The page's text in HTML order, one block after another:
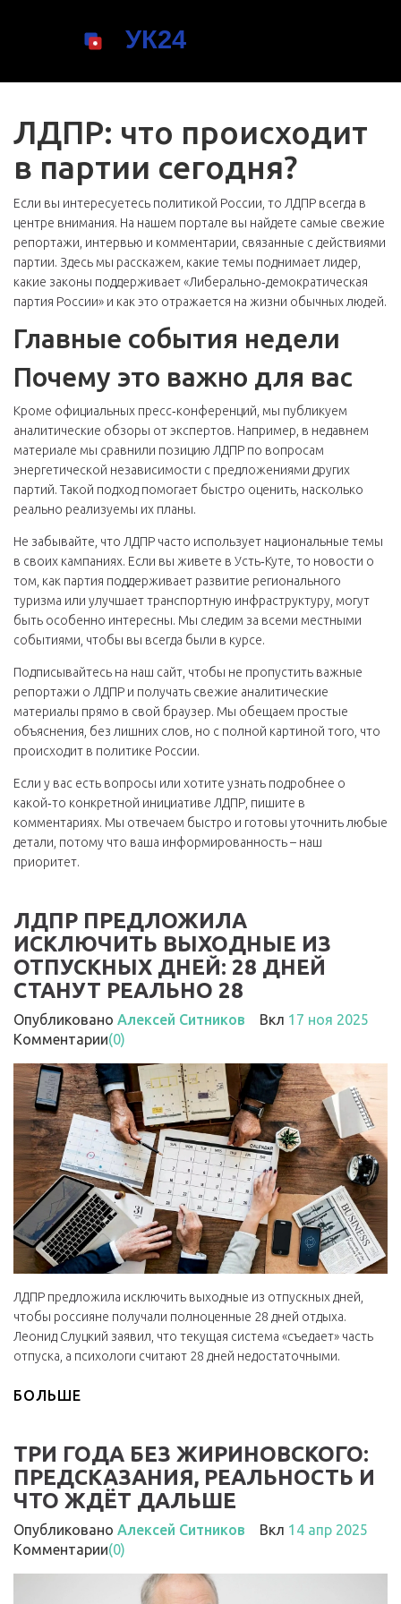
ЛДПР: что происходит
в партии сегодня?
Если вы интересуетесь политикой России, то ЛДПР всегда в
центре внимания. На нашем портале вы найдете самые свежие
репортажи, интервью и комментарии, связанные с действиями
партии. Здесь мы расскажем, какие темы поднимает лидер,
какие законы поддерживает «Либерально‑демократическая
партия России» и как это отражается на жизни обычных людей.
Главные события недели
Почему это важно для вас
Кроме официальных пресс‑конференций, мы публикуем
аналитические обзоры от экспертов. Например, в недавнем
материале мы сравнили позицию ЛДПР по вопросам
энергетической независимости с предложениями других
партий. Такой подход помогает быстро оценить, насколько
реально реализуемы их планы.
Не забывайте, что ЛДПР часто использует национальные темы
в своих кампаниях. Если вы живете в Усть‑Куте, то новости о
том, как партия поддерживает развитие регионального
туризма или улучшает транспортную инфраструктуру, могут
быть особенно интересны. Мы следим за всеми местными
событиями, чтобы вы всегда были в курсе.
Подписывайтесь на наш сайт, чтобы не пропустить важные
репортажи о ЛДПР и получать свежие аналитические
материалы прямо в свой браузер. Мы обещаем простые
объяснения, без лишних слов, но с полной картиной того, что
происходит в политике России.
Если у вас есть вопросы или хотите узнать подробнее о
какой‑то конкретной инициативе ЛДПР, пишите в
комментариях. Мы отвечаем быстро и готовы уточнить любые
детали, потому что ваша информированность – наш
приоритет.
ЛДПР ПРЕДЛОЖИЛА
ИСКЛЮЧИТЬ ВЫХОДНЫЕ ИЗ
ОТПУСКНЫХ ДНЕЙ: 28 ДНЕЙ
СТАНУТ РЕАЛЬНО 28
Опубликовано Алексей Ситников Вкл 17 ноя 2025
Комментарии(0)
ЛДПР предложила исключить выходные из отпускных дней,
чтобы россияне получали полноценные 28 дней отдыха.
Леонид Слуцкий заявил, что текущая система «съедает» часть
отпуска, а психологи считают 28 дней недостаточными.
БОЛЬШЕ
ТРИ ГОДА БЕЗ ЖИРИНОВСКОГО:
ПРЕДСКАЗАНИЯ, РЕАЛЬНОСТЬ И
ЧТО ЖДЁТ ДАЛЬШЕ
Опубликовано Алексей Ситников Вкл 14 апр 2025
Комментарии(0)